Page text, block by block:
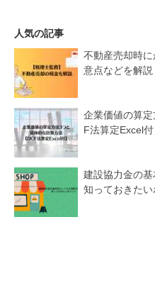
不動産売却時
意点などを解説
企業価値の算
F法算定Excel付
建設協力金の基
知っておきたい
人気の記事